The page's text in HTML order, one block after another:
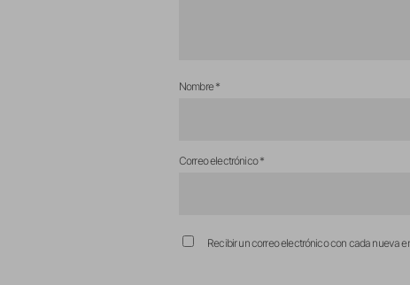
Nombre*
Correo electrónico*
Recibir un correo electrónico con cada nueva